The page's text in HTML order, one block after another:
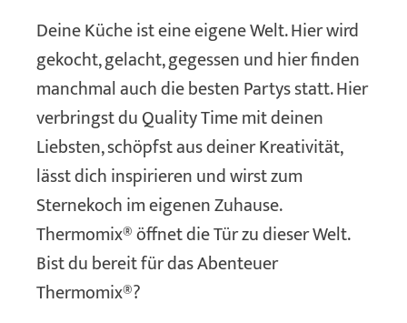
Deine Küche ist eine eigene Welt. Hier wird
gekocht, gelacht, gegessen und hier finden
manchmal auch die besten Partys statt. Hier
verbringst du Quality Time mit deinen
Liebsten, schöpfst aus deiner Kreativität,
lässt dich inspirieren und wirst zum
Sternekoch im eigenen Zuhause.
Thermomix® öffnet die Tür zu dieser Welt.
Bist du bereit für das Abenteuer
Thermomix®?